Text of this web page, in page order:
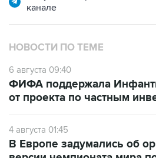
НОВОСТИ ПО ТЕМЕ
6 августа 09:40
от проекта по частным
4 августа 01:45
версии чемпионата мира